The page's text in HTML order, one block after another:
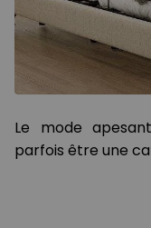
Le mode
parfois être une